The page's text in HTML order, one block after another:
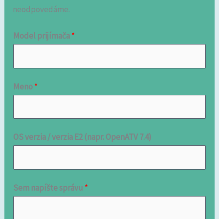
neodpovedáme.
Model prijímača*
Meno*
OS verzia / verzia E2 (napr. OpenATV 7.4)
Sem napíšte správu *